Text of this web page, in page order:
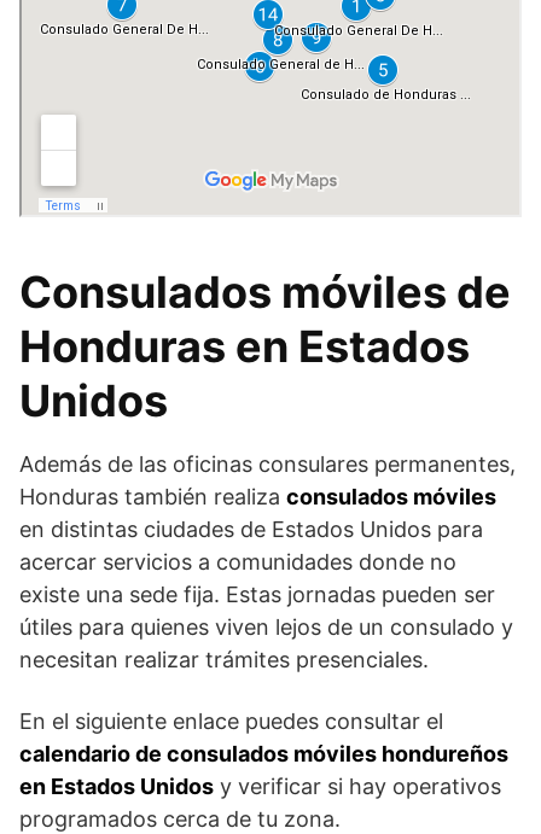
Consulados móviles de
Honduras en Estados
Unidos
Además de las oficinas consulares permanentes,
Honduras también realiza consulados móviles
en distintas ciudades de Estados Unidos para
acercar servicios a comunidades donde no
existe una sede fija. Estas jornadas pueden ser
útiles para quienes viven lejos de un consulado y
necesitan realizar trámites presenciales.
En el siguiente enlace puedes consultar el
calendario de consulados móviles hondureños
en Estados Unidos y verificar si hay operativos
programados cerca de tu zona.